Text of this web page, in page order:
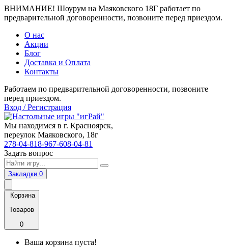
ВНИМАНИЕ! Шоурум на Маяковского 18Г работает по
предварительной договоренности, позвоните перед приездом.
О нас
Акции
Блог
Доставка и Оплата
Контакты
Работаем по предварительной договоренности, позвоните
перед приездом.
Вход / Регистрация
Мы находимся в г. Красноярск,
переулок Маяковского, 18г
278-04-818-967-608-04-81
Задать вопрос
Закладки 0
Корзина
Товаров
0
Ваша корзина пуста!